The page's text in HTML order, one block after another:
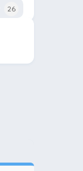
26